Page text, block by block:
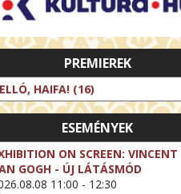
PREMIEREK
HAIFA! (16)
ESEMÉNYEK
ON SCREEN: VINCENT
GOGH - ÚJ LÁTÁSMÓD
11:00 - 12:30